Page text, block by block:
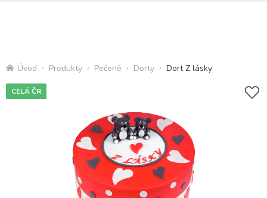
Úvod Produkty Pečené Dorty Dort Z lásky
CELÁ ČR